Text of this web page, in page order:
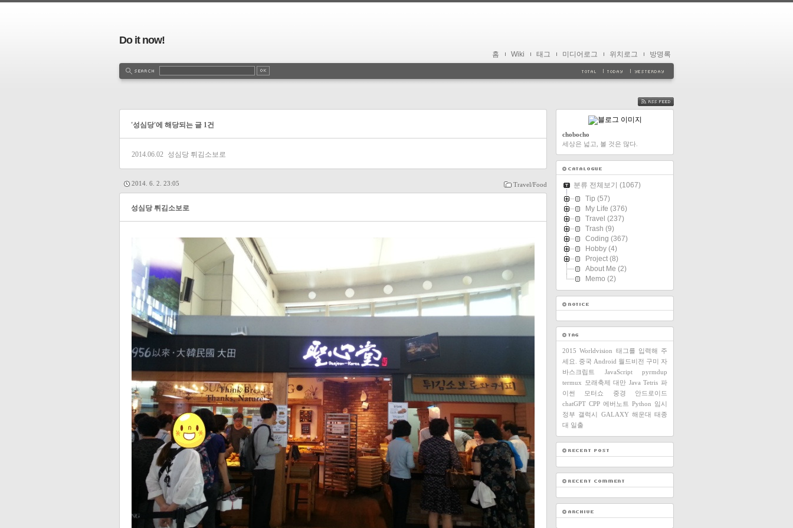
Do it now!
홈 Wiki 태그 미디어로그 위치로그 방명록
'성심당'에 해당되는 글 1건
2014.06.02 성심당 튀김소보로
Travel/Food
2014. 6. 2. 23:05
성심당 튀김소보로
FEED
chobocho
세상은 넓고, 볼 것은 많다.
분류 전체보기 (1067)
Tip (57)
My Life (376)
Travel (237)
Trash (9)
Coding (367)
Hobby (4)
Project (8)
About Me (2)
Memo (2)
2015 Worldvision 태그를 입력해 주
세요.
중국 Android 월드비전 구미 자
바스크립트
JavaScript
pyrmdup
termux
모래축제 대만 Java Tetris 파
이썬
모터쇼 중경
안드로이드
chatGPT CPP 에버노트 Python 임시
정부 갤럭시 GALAXY 해운대 태종
대 일출